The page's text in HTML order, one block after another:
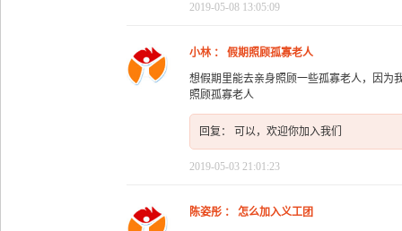
2019-05-08 13:05:09
小林 ： 假期照顾孤寡老人
想假期里能去亲身照顾一些孤寡老人，因为
照顾孤寡老人
回复： 可以，欢迎你加入我们
2019-05-03 21:01:23
陈姿彤 ： 怎么加入义工团